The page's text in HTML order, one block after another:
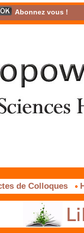
Abonnez vous !
de Colloques